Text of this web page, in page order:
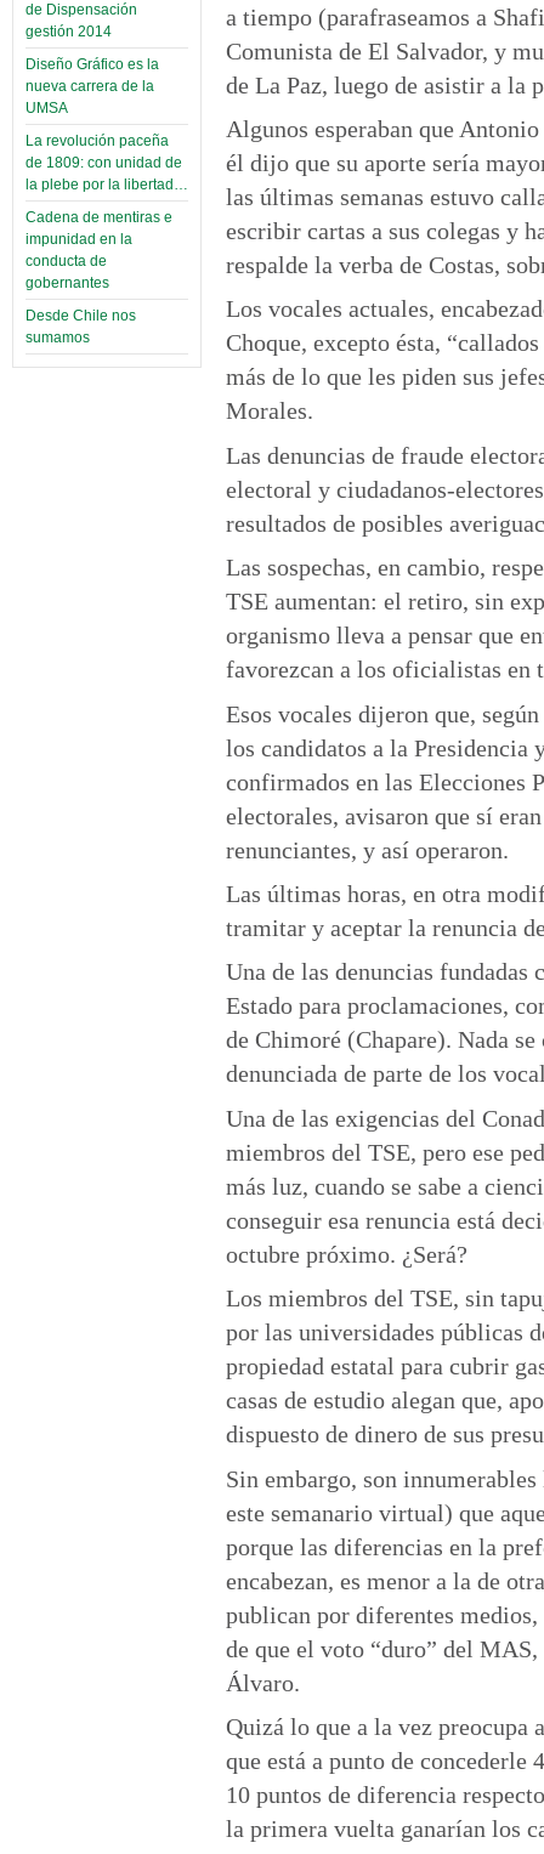
de Dispensación
gestión 2014
Diseño Gráfico es la
nueva carrera de la
UMSA
La revolución paceña
de 1809: con unidad de
la plebe por la libertad…
Cadena de mentiras e
impunidad en la
conducta de
gobernantes
Desde Chile nos
sumamos
a tiempo (parafraseamos a
Comunista de El Salvador, y
de La Paz, luego de asistir a la
Algunos esperaban que
él dijo que su aporte sería
las últimas semanas estuvo
escribir cartas a sus colegas y
respalde la verba de Costas,
Los vocales actuales,
Choque, excepto ésta,
más de lo que les piden sus
Morales.
Las denuncias de fraude
electoral y ciudadanos-
resultados de posibles
Las sospechas, en cambio,
TSE aumentan: el retiro, sin
organismo lleva a pensar que
favorezcan a los oficialistas en
Esos vocales dijeron que,
los candidatos a la Presidencia
confirmados en las Elecciones
electorales, avisaron que sí
renunciantes, y así operaron.
Las últimas horas, en otra
tramitar y aceptar la renuncia
Una de las denuncias
Estado para proclamaciones,
de Chimoré (Chapare). Nada
denunciada de parte de los
Una de las exigencias del
miembros del TSE, pero ese
más luz, cuando se sabe a
conseguir esa renuncia está
octubre próximo. ¿Será?
Los miembros del TSE, sin
por las universidades públicas
propiedad estatal para cubrir
casas de estudio alegan que,
dispuesto de dinero de sus
Sin embargo, son
este semanario virtual) que
porque las diferencias en la
encabezan, es menor a la de
publican por diferentes
de que el voto “duro” del
Álvaro.
Quizá lo que a la vez preocupa
que está a punto de
10 puntos de diferencia
la primera vuelta ganarían los